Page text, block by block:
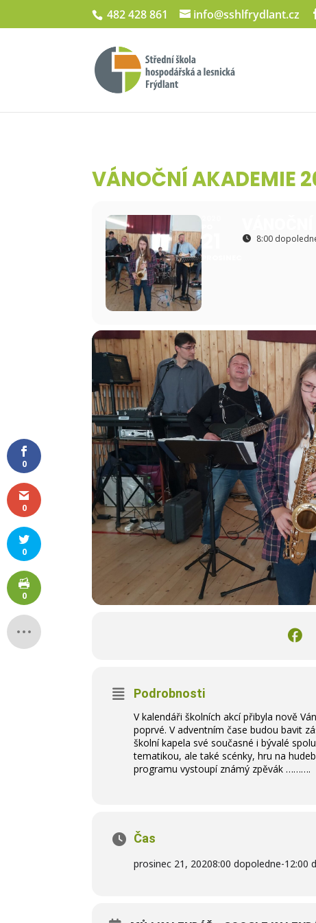
482 428 861 info@sshlfrydlant.cz
VÁNOČNÍ AKADEMIE
8:00
Podrobnosti
V kalendáři školních akcí přibyla nově
poprvé. V adventním čase budou bavit
školní kapela své současné i bývalé
tematikou, ale také scénky, hru na
programu vystoupí známý zpěvák ……….
Čas
prosinec 21, 20208:00 dopoledne-12:00
0
0
0
0